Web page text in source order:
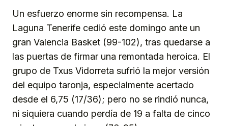
Un esfuerzo enorme sin recompensa. La
Laguna Tenerife cedió este domingo ante un
gran Valencia Basket (99-102), tras quedarse a
las puertas de firmar una remontada heroica. El
grupo de Txus Vidorreta sufrió la mejor versión
del equipo taronja, especialmente acertado
desde el 6,75 (17/36); pero no se rindió nunca,
ni siquiera cuando perdía de 19 a falta de cinco